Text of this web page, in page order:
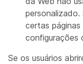
certas páginas
configurações
Se os usuários